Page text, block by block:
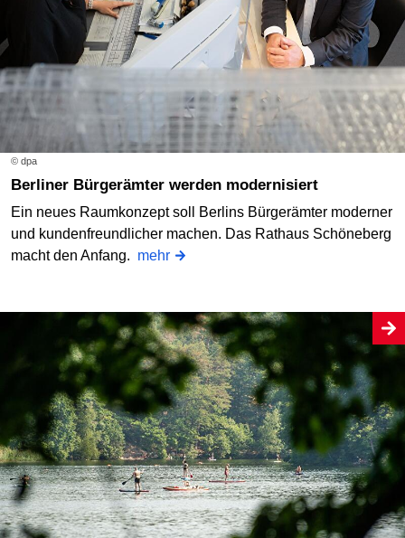
© dpa
Berliner Bürgerämter werden modernisiert
Ein neues Raumkonzept soll Berlins Bürgerämter moderner
und kundenfreundlicher machen. Das Rathaus Schöneberg
macht den Anfang. mehr